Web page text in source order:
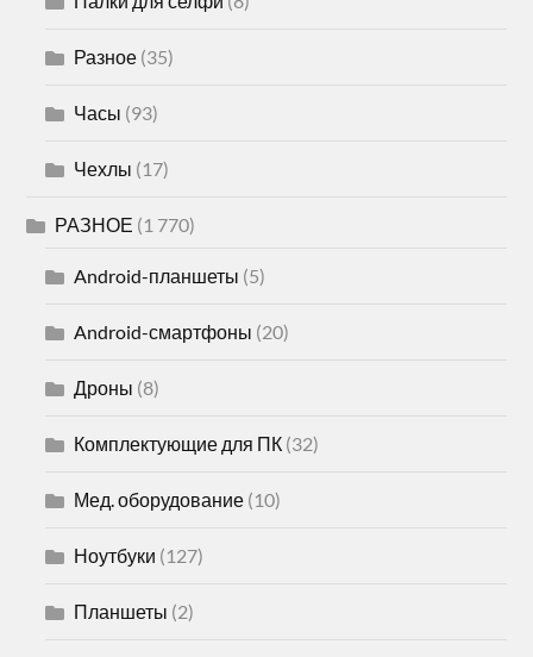
Разное (35)
Часы (93)
Чехлы (17)
РАЗНОЕ (1 770)
Android-планшеты (5)
Android-смартфоны (20)
Дроны (8)
Комплектующие для ПК (32)
Мед. оборудование (10)
Ноутбуки (127)
Планшеты (2)